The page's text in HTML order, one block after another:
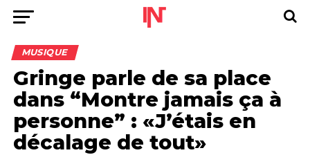
MUSIQUE
Gringe parle de sa place
dans “Montre jamais ça à
personne” : «J’étais en
décalage de tout»